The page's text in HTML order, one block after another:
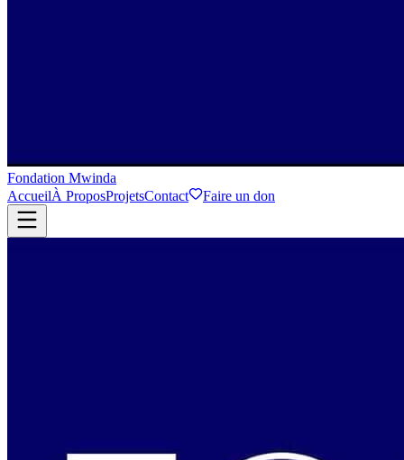
Fondation Mwinda
AccueilÀ ProposProjetsContact Faire un don